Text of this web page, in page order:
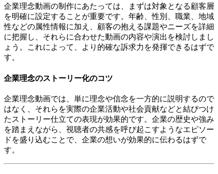
企業理念動画の制作にあたっては、まずは対象となる顧客層
を明確に設定することが重要です。年齢、性別、職業、地域
性などの属性情報に加え、顧客の抱える課題やニーズを詳細
に把握し、それらに合わせた動画の内容や演出を検討しまし
ょう。これによって、より的確な訴求力を発揮できるはずで
す。
企業理念のストーリー化のコツ
企業理念動画では、単に理念や信念を一方的に説明するので
はなく、それらを実際の企業活動や社会貢献などと結びつけ
たストーリー仕立ての表現が効果的です。企業の歴史や強み
を踏まえながら、視聴者の共感を呼び起こすようなエピソー
ドを盛り込むことで、企業の想いが効果的に伝わるはずで
す。